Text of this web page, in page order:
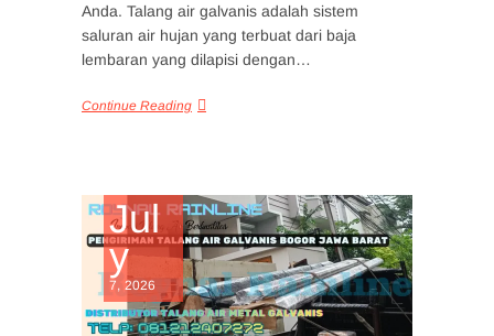
Anda. Talang air galvanis adalah sistem
saluran air hujan yang terbuat dari baja
lembaran yang dilapisi dengan…
Continue Reading
Jul
y
7, 2026